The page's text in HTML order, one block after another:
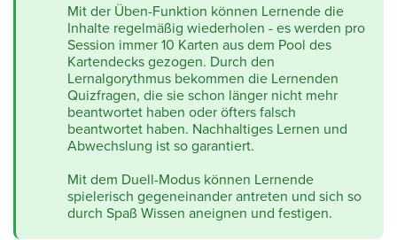
Mit der Üben-Funktion können Lernende die
Inhalte regelmäßig wiederholen - es werden pro
Session immer 10 Karten aus dem Pool des
Kartendecks gezogen. Durch den
Lernalgorythmus bekommen die Lernenden
Quizfragen, die sie schon länger nicht mehr
beantwortet haben oder öfters falsch
beantwortet haben. Nachhaltiges Lernen und
Abwechslung ist so garantiert.
Mit dem Duell-Modus können Lernende
spielerisch gegeneinander antreten und sich so
durch Spaß Wissen aneignen und festigen.